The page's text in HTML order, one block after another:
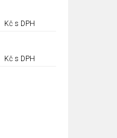
Kč s DPH
Kč s DPH